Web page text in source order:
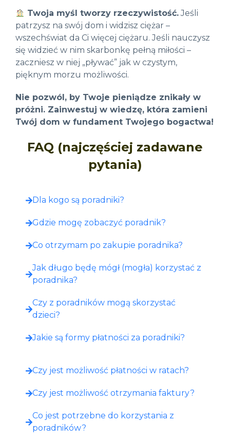
Twoja myśl tworzy rzeczywistość.Jeśli
patrzysz na swój dom i widzisz ciężar –
wszechświat da Ci więcej ciężaru. Jeśli nauczysz
się widzieć w nim skarbonkę pełną miłości –
zaczniesz w niej „pływać” jak w czystym,
pięknym morzu możliwości.
Nie pozwól, by Twoje pieniądze znikały w
próżni. Zainwestuj w wiedzę, która zamieni
Twój dom w fundament Twojego bogactwa!
FAQ (najczęściej zadawane
pytania)
Dla kogo są poradniki?
Gdzie mogę zobaczyć poradnik?​
Co otrzymam po zakupie poradnika?​
Jak długo będę mógł (mogła) korzystać z
poradnika?
Czy z poradników mogą skorzystać
dzieci?
Jakie są formy płatności za poradniki?
Czy jest możliwość płatności w ratach?
Czy jest możliwość otrzymania faktury?
Co jest potrzebne do korzystania z
poradników?